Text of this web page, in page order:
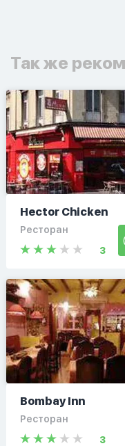
Так же
Hector Chicken
Ресторан
3
Bombay Inn
Ресторан
3